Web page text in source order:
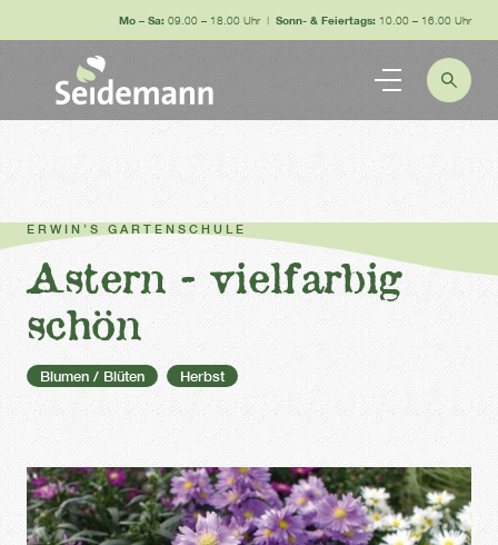
Mo – Sa: 09.00 – 18.00 Uhr | Sonn- & Feiertags: 10.00 – 16.00 Uhr
ERWIN’S GARTENSCHULE
Astern - vielfarbig
schön
Blumen / Blüten Herbst